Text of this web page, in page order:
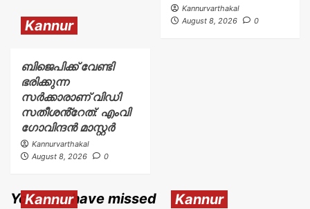
Kannurvarthakal
August 8, 2026
0
Kannur
ബിജെപിക്ക് വേണ്ടി
ഭരിക്കുന്ന
സർക്കാരാണ് വിഡി
സതീശൻ്റേത്: എംവി
ഗോവിന്ദൻ മാസ്റ്റർ
Kannurvarthakal
August 8, 2026
0
You may have missed
Kannur Kannur